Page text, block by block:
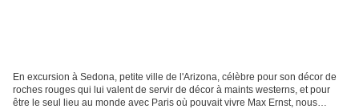
En excursion à Sedona, petite ville de l'Arizona, célèbre pour son décor de
roches rouges qui lui valent de servir de décor à maints westerns, et pour
être le seul lieu au monde avec Paris où pouvait vivre Max Ernst, nous